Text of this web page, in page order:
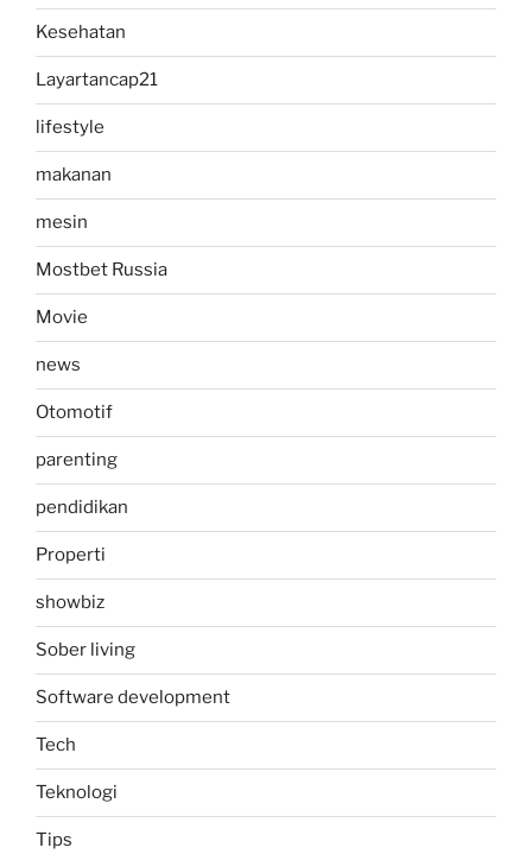
Kesehatan
Layartancap21
lifestyle
makanan
mesin
Mostbet Russia
Movie
news
Otomotif
parenting
pendidikan
Properti
showbiz
Sober living
Software development
Tech
Teknologi
Tips